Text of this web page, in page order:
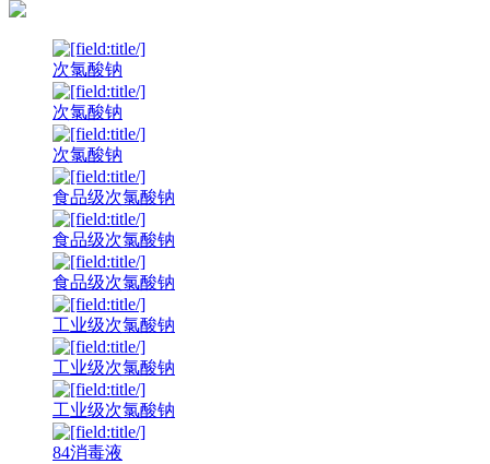
次氯酸钠
次氯酸钠
次氯酸钠
食品级次氯酸钠
食品级次氯酸钠
食品级次氯酸钠
工业级次氯酸钠
工业级次氯酸钠
工业级次氯酸钠
84消毒液